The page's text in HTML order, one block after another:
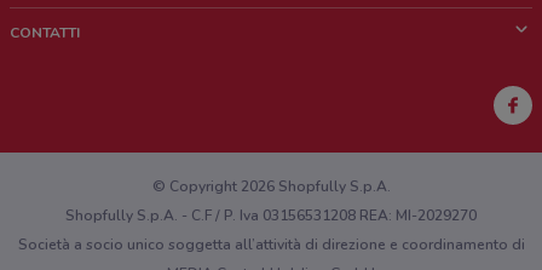
Lavora con noi
Richieste commerciali e marketing
CONTATTI
Hai un malfunzionamento sul web o sull'app?
© Copyright 2026 Shopfully S.p.A.
Shopfully S.p.A. - C.F / P. Iva 03156531208 REA: MI-2029270
Società a socio unico soggetta all’attività di direzione e coordinamento di